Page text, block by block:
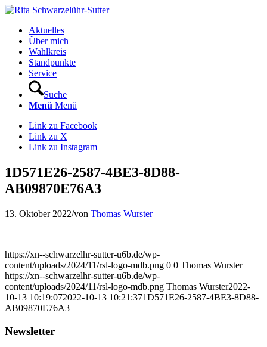
Aktuelles
Über mich
Wahlkreis
Standpunkte
Service
Suche
Menü Menü
Link zu Facebook
Link zu X
Link zu Instagram
1D571E26-2587-4BE3-8D88-
AB09870E76A3
13. Oktober 2022/von Thomas Wurster
https://xn--schwarzelhr-sutter-u6b.de/wp-
content/uploads/2024/11/rsl-logo-mdb.png 0 0 Thomas Wurster
https://xn--schwarzelhr-sutter-u6b.de/wp-
content/uploads/2024/11/rsl-logo-mdb.png Thomas Wurster2022-
10-13 10:19:072022-10-13 10:21:371D571E26-2587-4BE3-8D88-
AB09870E76A3
Newsletter